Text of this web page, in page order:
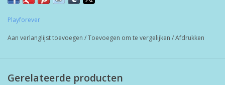
zorgen ervoor dat ze geruisloos over de grond heen rijden. Hip
en duurzaam speelgoed vanaf 1 jaar, maar ook zeker leuk voor
Playforever
Aan verlanglijst toevoegen /Toevoegen om te vergelijken /Afdrukken
Gerelateerde producten